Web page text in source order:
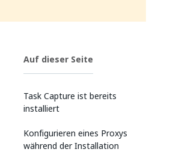
Auf dieser Seite
Task Capture ist bereits
installiert
Konfigurieren eines Proxys
während der Installation